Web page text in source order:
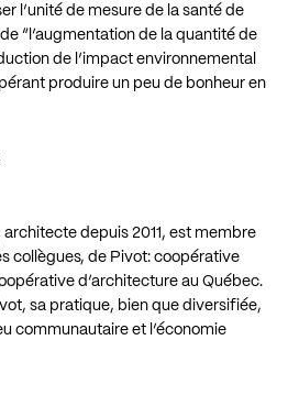
l’unité de mesure de la santé de
“l’augmentation de la quantité de
de l’impact environnemental
produire un peu de bonheur en
depuis 2011, est membre
collègues, de Pivot: coopérative
d’architecture au Québec.
sa pratique, bien que diversifiée,
communautaire et l’économie